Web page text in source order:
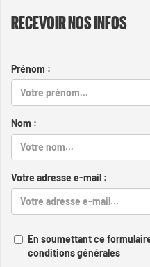
RECEVOIR NOS INFOS
Prénom :
Nom :
Votre adresse e-mail :
En soumettant ce
conditions générales